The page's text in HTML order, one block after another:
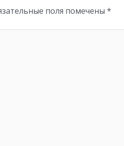
поля помечены *